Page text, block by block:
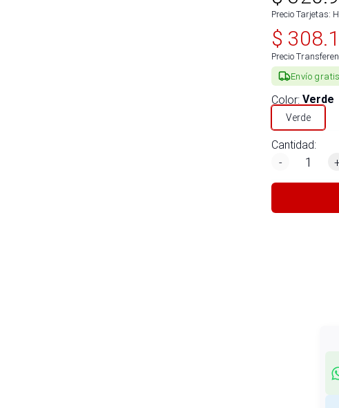
Precio Tarjetas:
$
Precio
Envío gratis
Color: Verde
Verde
Cantidad:
-